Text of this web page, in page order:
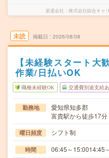
派遣会社 株式会社綜合キャ
未読 掲載日 2026/08/08
【未経験スタート大
作業/日払いOK
職種未経験OK 交通費別途支給
勤務地
愛知県知多郡
富貴駅から徒歩17分
曜日頻度 シフト制
時間 06:45～15:0014:45